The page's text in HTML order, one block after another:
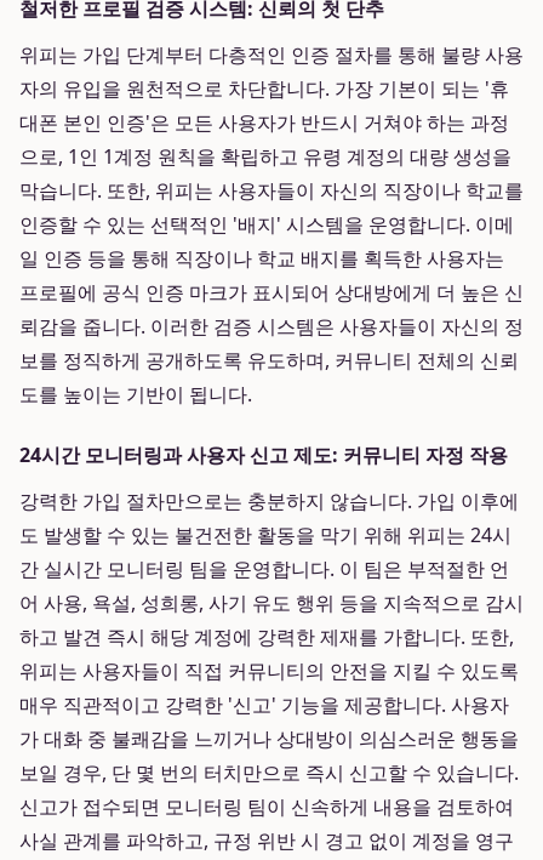
철저한 프로필 검증 시스템: 신뢰의 첫 단추
위피는 가입 단계부터 다층적인 인증 절차를 통해 불량 사용
자의 유입을 원천적으로 차단합니다. 가장 기본이 되는 '휴
대폰 본인 인증'은 모든 사용자가 반드시 거쳐야 하는 과정
으로, 1인 1계정 원칙을 확립하고 유령 계정의 대량 생성을
막습니다. 또한, 위피는 사용자들이 자신의 직장이나 학교를
인증할 수 있는 선택적인 '배지' 시스템을 운영합니다. 이메
일 인증 등을 통해 직장이나 학교 배지를 획득한 사용자는
프로필에 공식 인증 마크가 표시되어 상대방에게 더 높은 신
뢰감을 줍니다. 이러한 검증 시스템은 사용자들이 자신의 정
보를 정직하게 공개하도록 유도하며, 커뮤니티 전체의 신뢰
도를 높이는 기반이 됩니다.
24시간 모니터링과 사용자 신고 제도: 커뮤니티 자정 작용
강력한 가입 절차만으로는 충분하지 않습니다. 가입 이후에
도 발생할 수 있는 불건전한 활동을 막기 위해 위피는 24시
간 실시간 모니터링 팀을 운영합니다. 이 팀은 부적절한 언
어 사용, 욕설, 성희롱, 사기 유도 행위 등을 지속적으로 감시
하고 발견 즉시 해당 계정에 강력한 제재를 가합니다. 또한,
위피는 사용자들이 직접 커뮤니티의 안전을 지킬 수 있도록
매우 직관적이고 강력한 '신고' 기능을 제공합니다. 사용자
가 대화 중 불쾌감을 느끼거나 상대방이 의심스러운 행동을
보일 경우, 단 몇 번의 터치만으로 즉시 신고할 수 있습니다.
신고가 접수되면 모니터링 팀이 신속하게 내용을 검토하여
사실 관계를 파악하고, 규정 위반 시 경고 없이 계정을 영구